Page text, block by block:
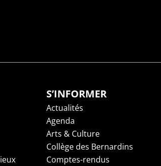
S’INFORMER
Actualités
Agenda
Arts & Culture
Collège des Bernardins
Comptes-rendus